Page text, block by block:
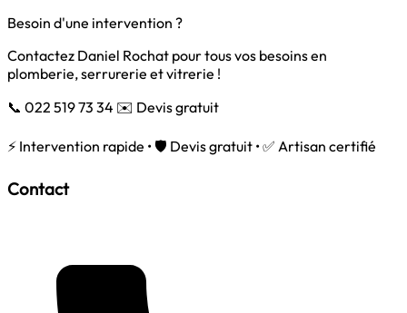
Besoin d'une intervention ?
Contactez Daniel Rochat pour tous vos besoins en
plomberie, serrurerie et vitrerie !
📞 022 519 73 34 ✉️ Devis gratuit
⚡ Intervention rapide • 🛡️ Devis gratuit • ✅ Artisan certifié
Contact